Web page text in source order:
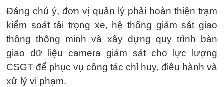
Đáng chú ý, đơn vị quản lý phải hoàn thiện trạm
kiểm soát tải trọng xe, hệ thống giám sát giao
thông thông minh và xây dựng quy trình bàn
giao dữ liệu camera giám sát cho lực lượng
CSGT để phục vụ công tác chỉ huy, điều hành và
xử lý vi phạm.